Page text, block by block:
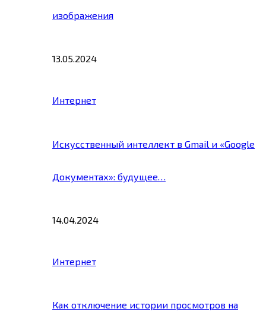
изображения
13.05.2024
Интернет
Искусственный интеллект в Gmail и «Google
Документах»: будущее…
14.04.2024
Интернет
Как отключение истории просмотров на